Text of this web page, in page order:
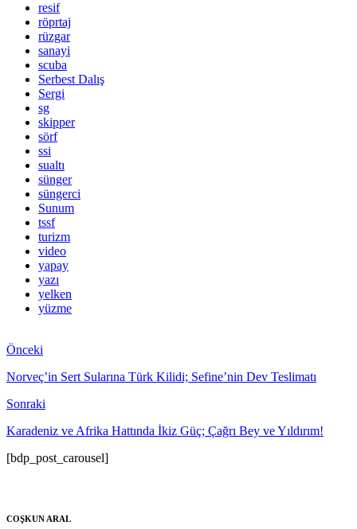
resif
röprtaj
rüzgar
sanayi
scuba
Serbest Dalış
Sergi
sg
skipper
sörf
ssi
sualtı
sünger
süngerci
Sunum
tssf
turizm
video
yapay
yazı
yelken
yüzme
Önceki
Norveç’in Sert Sularına Türk Kilidi; Sefine’nin Dev Teslimatı
Sonraki
Karadeniz ve Afrika Hattında İkiz Güç; Çağrı Bey ve Yıldırım!
[bdp_post_carousel]
COŞKUN ARAL